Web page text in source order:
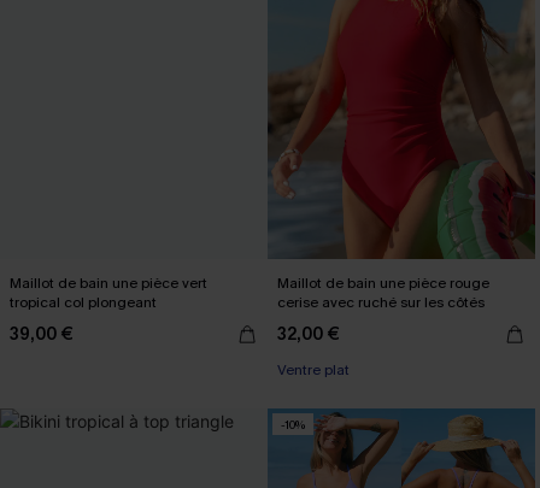
Maillot de bain une pièce vert
tropical col plongeant
39,00 €
Maillot de bain une pièce rouge
cerise avec ruché sur les côtés
32,00 €
Ventre plat
-10%